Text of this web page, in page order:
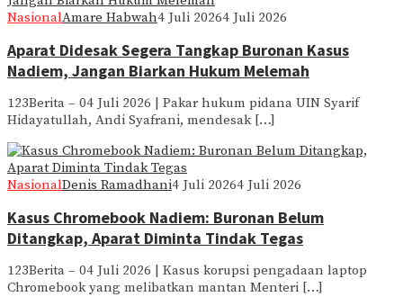
NasionalAmare Habwah4 Juli 20264 Juli 2026
Aparat Didesak Segera Tangkap Buronan Kasus
Nadiem, Jangan Biarkan Hukum Melemah
123Berita – 04 Juli 2026 | Pakar hukum pidana UIN Syarif
Hidayatullah, Andi Syafrani, mendesak […]
NasionalDenis Ramadhani4 Juli 20264 Juli 2026
Kasus Chromebook Nadiem: Buronan Belum
Ditangkap, Aparat Diminta Tindak Tegas
123Berita – 04 Juli 2026 | Kasus korupsi pengadaan laptop
Chromebook yang melibatkan mantan Menteri […]